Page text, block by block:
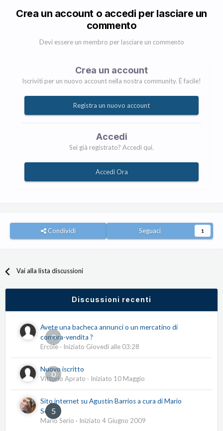
Crea un account o accedi per lasciare un
commento
Devi essere un membro per lasciare un commento
Crea un account
Iscriviti per un nuovo account nella nostra community. È facile!
Registra un nuovo account
Accedi
Sei già registrato? Accedi qui.
Accedi Ora
Condividi Seguaci 1
Vai alla lista discussioni
Discussioni recenti
0
Avete una bacheca annunci o un mercatino di
compra-vendita ?
Ercole · Iniziato Giovedì alle 03:28
0
Nuovo iscritto
Vittorio Aprato · Iniziato 10 Maggio
5
Sito internet su Agustín Barrios a cura di Mario
Serio
Mario Serio · Iniziato 4 Giugno 2009